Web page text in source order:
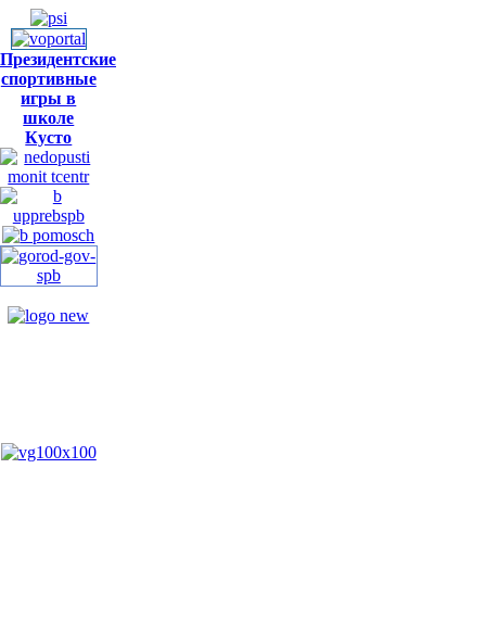
Президентские
спортивные
игры в
школе
Кусто